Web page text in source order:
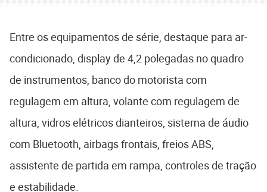
Entre os equipamentos de série, destaque para ar-
condicionado, display de 4,2 polegadas no quadro
de instrumentos, banco do motorista com
regulagem em altura, volante com regulagem de
altura, vidros elétricos dianteiros, sistema de áudio
com Bluetooth, airbags frontais, freios ABS,
assistente de partida em rampa, controles de tração
e estabilidade.